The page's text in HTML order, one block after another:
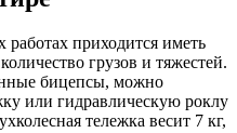
приходится иметь
грузов и тяжестей.
бицепсы, можно
или гидравлическую роклу
тележка весит 7 кг,